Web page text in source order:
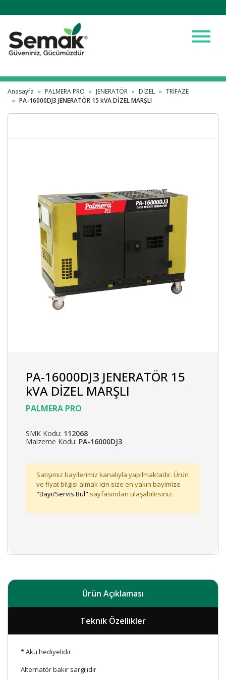
menu
Anasayfa PALMERA PRO JENERATÖR DİZEL
TRİFAZE
PA-16000DJ3 JENERATÖR 15 kVA DİZEL MARŞLI
PA-16000DJ3 JENERATÖR 15
kVA DİZEL MARŞLI
PALMERA PRO
SMK Kodu: 112068
Malzeme Kodu: PA-16000DJ3
Satışımız bayilerimiz kanalıyla yapılmaktadır. Ürün
ve fiyat bilgisi almak için size en yakın bayimize
"Bayi/Servis Bul" sayfasından ulaşabilirsiniz.
Ürün Açıklaması
Teknik Özellikler
* Akü hediyelidir
Alternatör bakır sargılıdır